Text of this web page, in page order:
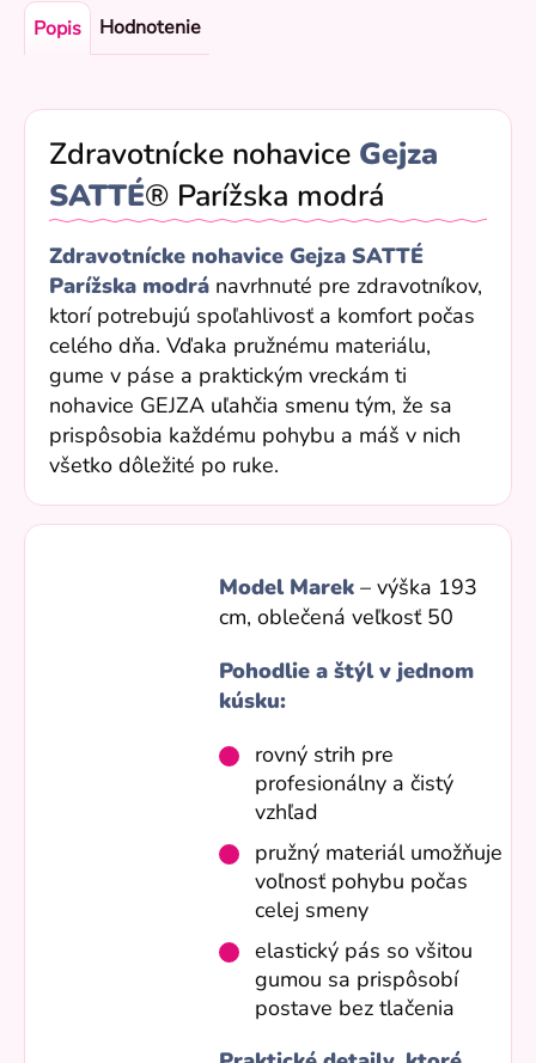
Popis Hodnotenie
Zdravotnícke nohavice Gejza
SATTÉ® Parížska modrá
Zdravotnícke nohavice Gejza SATTÉ
Parížska modrá navrhnuté pre zdravotníkov,
ktorí potrebujú spoľahlivosť a komfort počas
celého dňa. Vďaka pružnému materiálu,
gume v páse a praktickým vreckám ti
nohavice GEJZA uľahčia smenu tým, že sa
prispôsobia každému pohybu a máš v nich
všetko dôležité po ruke.
Model Marek – výška 193
cm, oblečená veľkosť 50
Pohodlie a štýl v jednom
kúsku:
rovný strih pre
profesionálny a čistý
vzhľad
pružný materiál umožňuje
voľnosť pohybu počas
celej smeny
elastický pás so všitou
gumou sa prispôsobí
postave bez tlačenia